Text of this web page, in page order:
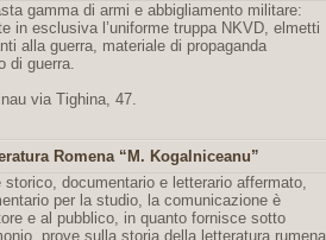
gamma di armi e abbigliamento militare:
in esclusiva l’uniforme truppa NKVD, elmetti
alla guerra, materiale di propaganda
di guerra.
via Tighina, 47.
Romena “M. Kogalniceanu”
storico, documentario e letterario affermato,
per la studio, la comunicazione è
e al pubblico, in quanto fornisce sotto
prove sulla storia della letteratura rumena